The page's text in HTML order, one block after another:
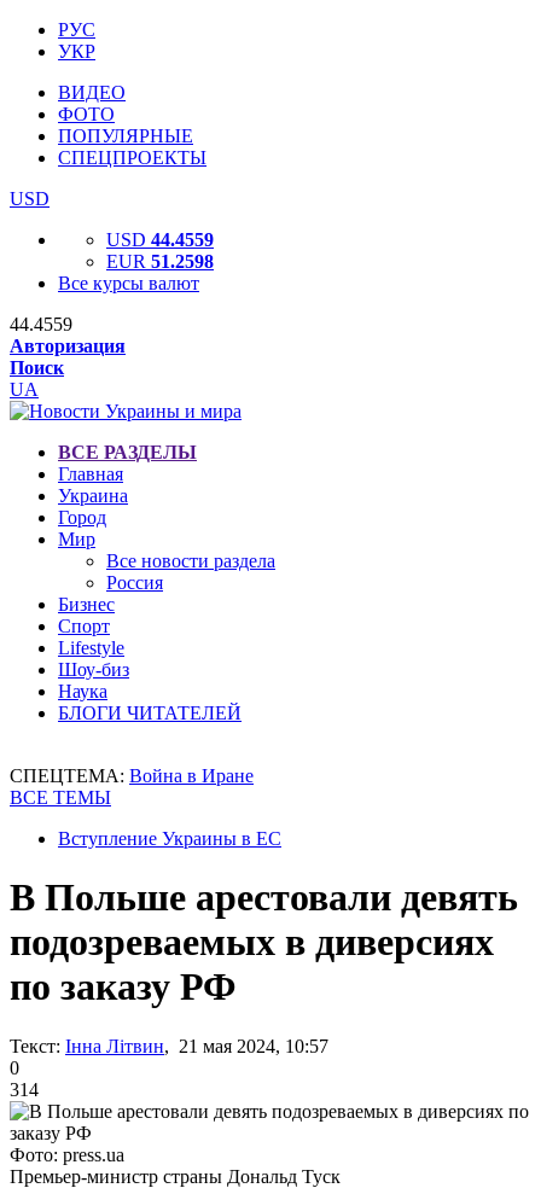
РУС
УКР
ВИДЕО
ФОТО
ПОПУЛЯРНЫЕ
СПЕЦПРОЕКТЫ
USD
USD 44.4559
EUR 51.2598
Все курсы валют
44.4559
Авторизация
Поиск
UA
ВСЕ РАЗДЕЛЫ
Главная
Украина
Город
Мир
Все новости раздела
Россия
Бизнес
Спорт
Lifestyle
Шоу-биз
Наука
БЛОГИ ЧИТАТЕЛЕЙ
СПЕЦТЕМА: Война в Иране
ВСЕ ТЕМЫ
Вступление Украины в ЕС
В Польше арестовали девять
подозреваемых в диверсиях
по заказу РФ
Текст: Інна Літвин, 21 мая 2024, 10:57
0
314
Фото: press.ua
Премьер-министр страны Дональд Туск